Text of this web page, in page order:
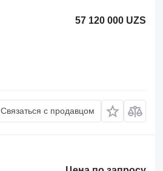
57 120 000 UZS
Связаться с продавцом